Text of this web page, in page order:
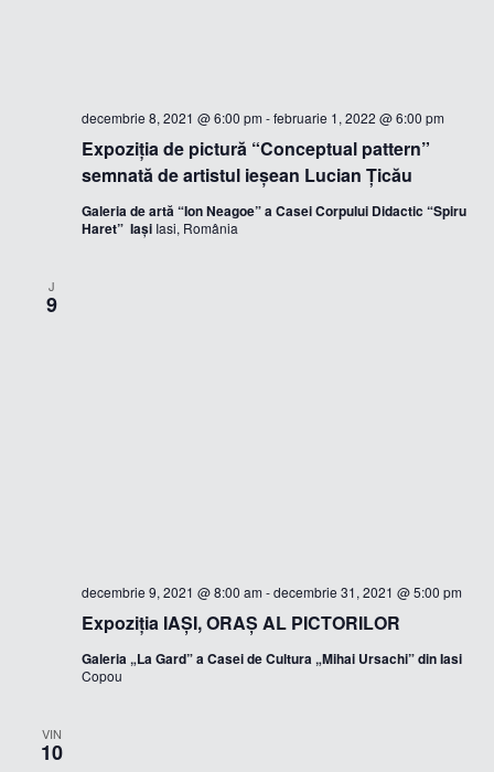
Expoziția de pictură “Conceptual pattern”
semnată de artistul ieșean Lucian Țicău
decembrie 8, 2021 @ 6:00 pm -februarie 1, 2022 @ 6:00 pm
Galeria de artă “Ion Neagoe” a Casei Corpului Didactic “Spiru
Haret” Iași Iasi, România
J
9
Expoziția IAŞI, ORAŞ AL PICTORILOR
decembrie 9, 2021 @ 8:00 am -decembrie 31, 2021 @ 5:00 pm
Galeria „La Gard” a Casei de Cultura „Mihai Ursachi” din Iasi
Copou
VIN
10